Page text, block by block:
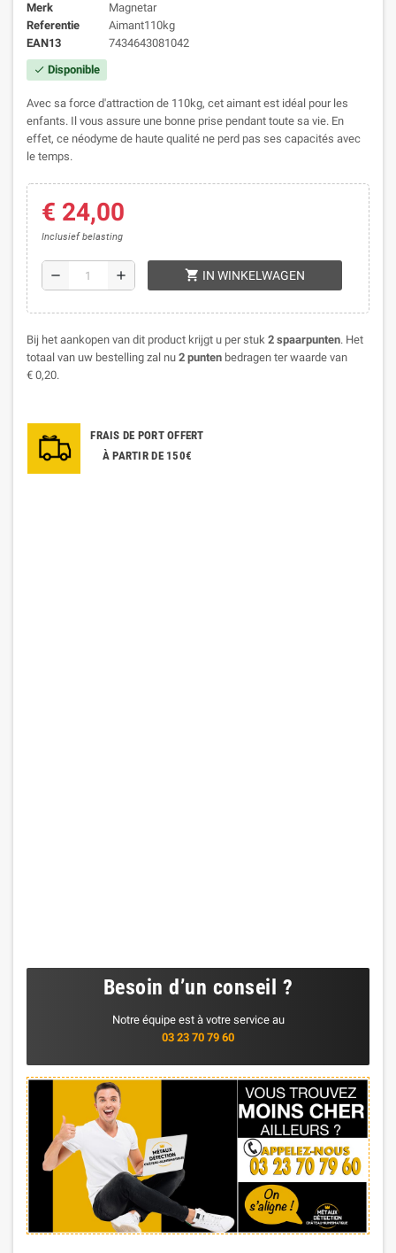
Merk
Magnetar
Referentie
Aimant110kg
EAN13
7434643081042
check Disponible
Avec sa force d'attraction de 110kg, cet aimant est idéal pour les
enfants. Il vous assure une bonne prise pendant toute sa vie. En
effet, ce néodyme de haute qualité ne perd pas ses capacités avec
le temps.
€ 24,00
Inclusief belasting
remove add shopping_cart IN WINKELWAGEN
Bij het aankopen van dit product krijgt u per stuk 2 spaarpunten. Het
totaal van uw bestelling zal nu 2 punten bedragen ter waarde van
€ 0,20.
FRAIS DE PORT OFFERT
À PARTIR DE 150€
Besoin d’un conseil ?
Notre équipe est à votre service au
03 23 70 79 60